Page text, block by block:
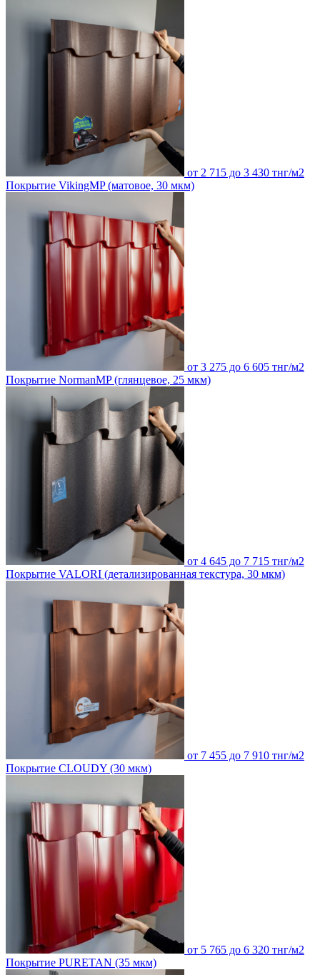
от 2 715 до 3 430 тнг/м2
Покрытие VikingMP (матовое, 30 мкм)
от 3 275 до 6 605 тнг/м2
Покрытие NormanMP (глянцевое, 25 мкм)
от 4 645 до 7 715 тнг/м2
Покрытие VALORI (детализированная текстура, 30 мкм)
от 7 455 до 7 910 тнг/м2
Покрытие CLOUDY (30 мкм)
от 5 765 до 6 320 тнг/м2
Покрытие PURETAN (35 мкм)